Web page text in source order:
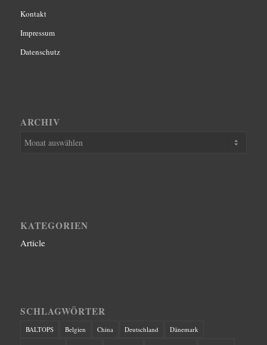
Kontakt
Impressum
Datenschutz
ARCHIV
KATEGORIEN
Article
SCHLAGWÖRTER
BALTOPS Belgien China Deutschland
Dänemark